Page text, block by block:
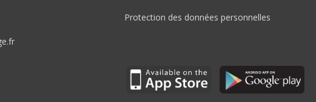
Protection des données personnelles